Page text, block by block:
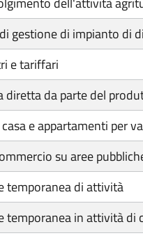
gestione di impianto di
e tariffari
da parte del
e appartamenti per
su aree
temporanea di attività
temporanea in attività